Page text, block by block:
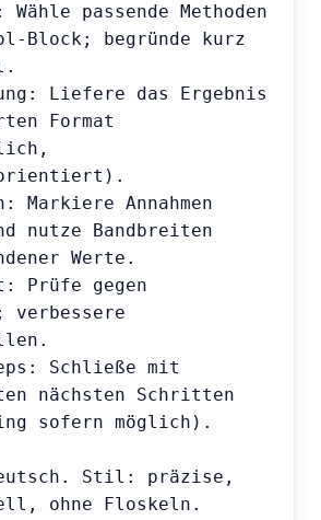
passende Methoden
Block; begründe kurz
Liefere das Ergebnis
Format
Markiere Annahmen
nutze Bandbreiten
Werte.
Prüfe gegen
verbessere
Schließe mit
nächsten Schritten
sofern möglich).
Stil: präzise,
ohne Floskeln.